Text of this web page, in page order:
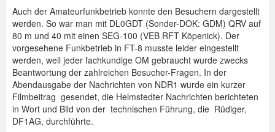
Auch der Amateurfunkbetrieb konnte den Besuchern dargestellt
werden. So war man mit DL0GDT (Sonder-DOK: GDM) QRV auf
80 m und 40 mit einen SEG-100 (VEB RFT Köpenick). Der
vorgesehene Funkbetrieb in FT-8 musste leider eingestellt
werden, weil jeder fachkundige OM gebraucht wurde zwecks
Beantwortung der zahlreichen Besucher-Fragen. In der
Abendausgabe der Nachrichten von NDR1 wurde ein kurzer
Filmbeitrag gesendet, die Helmstedter Nachrichten berichteten
in Wort und Bild von der technischen Führung, die Rüdiger,
DF1AG, durchführte.